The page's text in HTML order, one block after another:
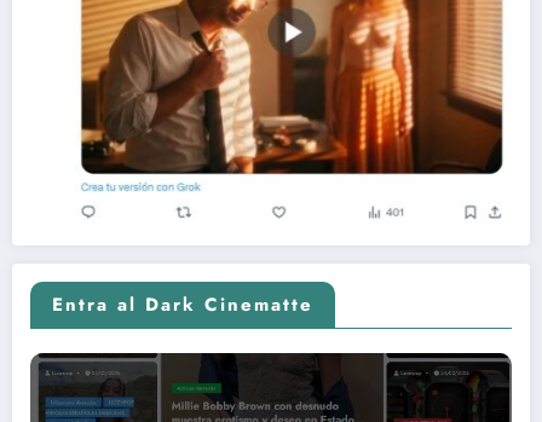
Entra al Dark Cinematte